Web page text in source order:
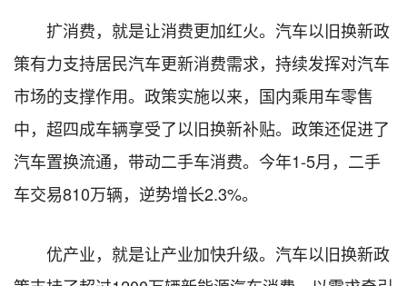
扩消费，就是让消费更加红火。汽车以旧换新政
策有力支持居民汽车更新消费需求，持续发挥对汽车
市场的支撑作用。政策实施以来，国内乘用车零售
中，超四成车辆享受了以旧换新补贴。政策还促进了
汽车置换流通，带动二手车消费。今年1-5月，二手
车交易810万辆，逆势增长2.3%。
优产业，就是让产业加快升级。汽车以旧换新政